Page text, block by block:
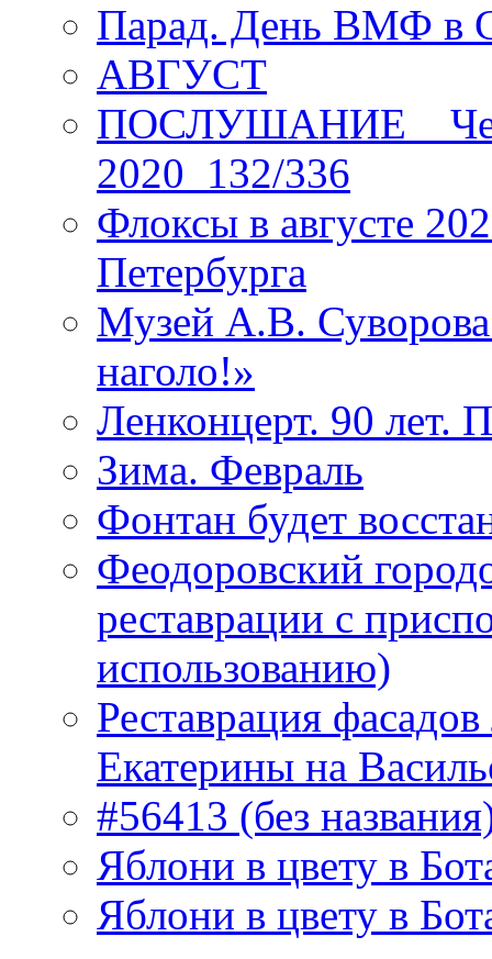
Парад. День ВМФ в
АВГУСТ
ПОСЛУШАНИЕ _
2020_132/336
Флоксы в августе
Петербурга
Музей А.В.
наголо!»
Ленконцерт. 90 лет.
Зима. Февраль
Фонтан будет
Феодоровский
реставрации с
использованию)
Реставрация
Екатерины на
#56413 (без
Яблони в цвету в
Яблони в цвету в